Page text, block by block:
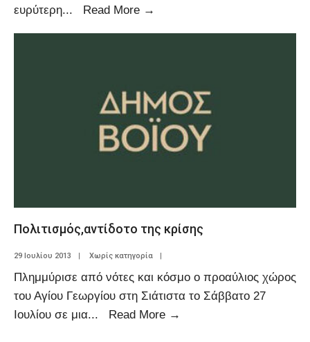
ευρύτερη... Read More →
Πολιτισμός,αντίδοτο της κρίσης
29 Ιουλίου 2013 Χωρίς κατηγορία
Πλημμύρισε από νότες και κόσμο ο προαύλιος χώρος
του Αγίου Γεωργίου στη Σιάτιστα το Σάββατο 27
Ιουλίου σε μια... Read More →